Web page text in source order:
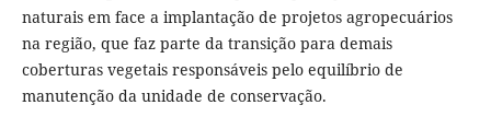
naturais em face a implantação de projetos agropecuários
na região, que faz parte da transição para demais
coberturas vegetais responsáveis pelo equilíbrio de
manutenção da unidade de conservação.